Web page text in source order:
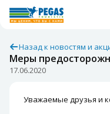
Назад к новостям и
Меры
17.06.2020
Уважаемые друзья и